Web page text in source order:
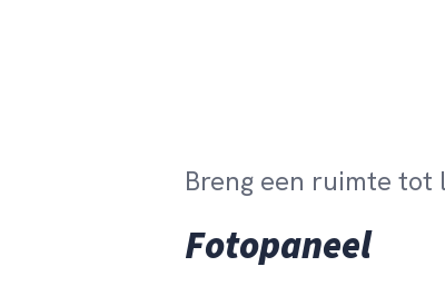
Breng een ruimte tot
Fotopaneel